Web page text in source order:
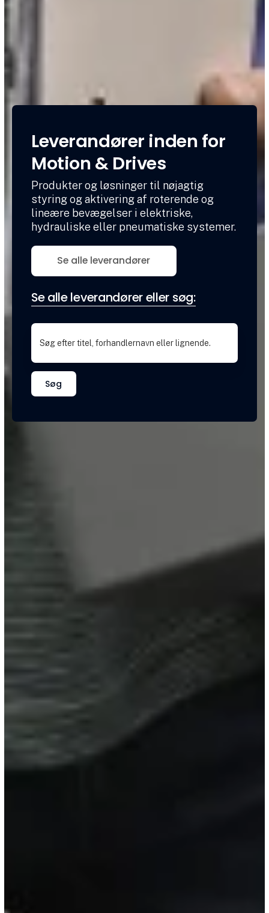
Leverandører inden for
Motion & Drives
Produkter og løsninger til nøjagtig
styring og aktivering af roterende og
lineære bevægelser i elektriske,
hydrauliske eller pneumatiske systemer.
Se alle leverandører
Se alle leverandører eller søg:
Søg